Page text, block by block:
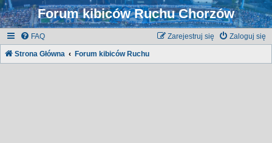
Forum kibiców Ruchu Chorzów
FAQ Zaloguj się
Zarejestruj się
Strona Główna Forum kibiców Ruchu